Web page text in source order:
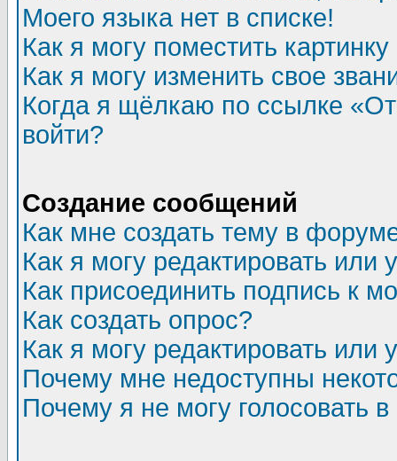
Моего языка нет в списке!
Как я могу поместить
Как я могу изменить свое
Когда я щёлкаю по ссылке
войти?
Создание сообщений
Как мне создать тему в
Как я могу редактировать или
Как присоединить подпись к
Как создать опрос?
Как я могу редактировать или
Почему мне недоступны
Почему я не могу голосовать